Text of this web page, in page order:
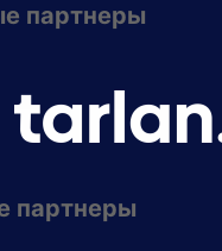
партнеры
партнеры